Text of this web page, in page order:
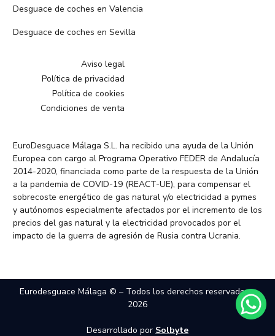
Desguace de coches en Valencia
Desguace de coches en Sevilla
Aviso legal
Política de privacidad
Política de cookies
Condiciones de venta
EuroDesguace Málaga S.L. ha recibido una ayuda de la Unión
Europea con cargo al Programa Operativo FEDER de Andalucía
2014-2020, financiada como parte de la respuesta de la Unión
a la pandemia de COVID-19 (REACT-UE), para compensar el
sobrecoste energético de gas natural y/o electricidad a pymes
y autónomos especialmente afectados por el incremento de los
precios del gas natural y la electricidad provocados por el
impacto de la guerra de agresión de Rusia contra Ucrania.
Eurodesguace Málaga © – Todos los derechos reservados –
2026
Desarrollado por Solbyte